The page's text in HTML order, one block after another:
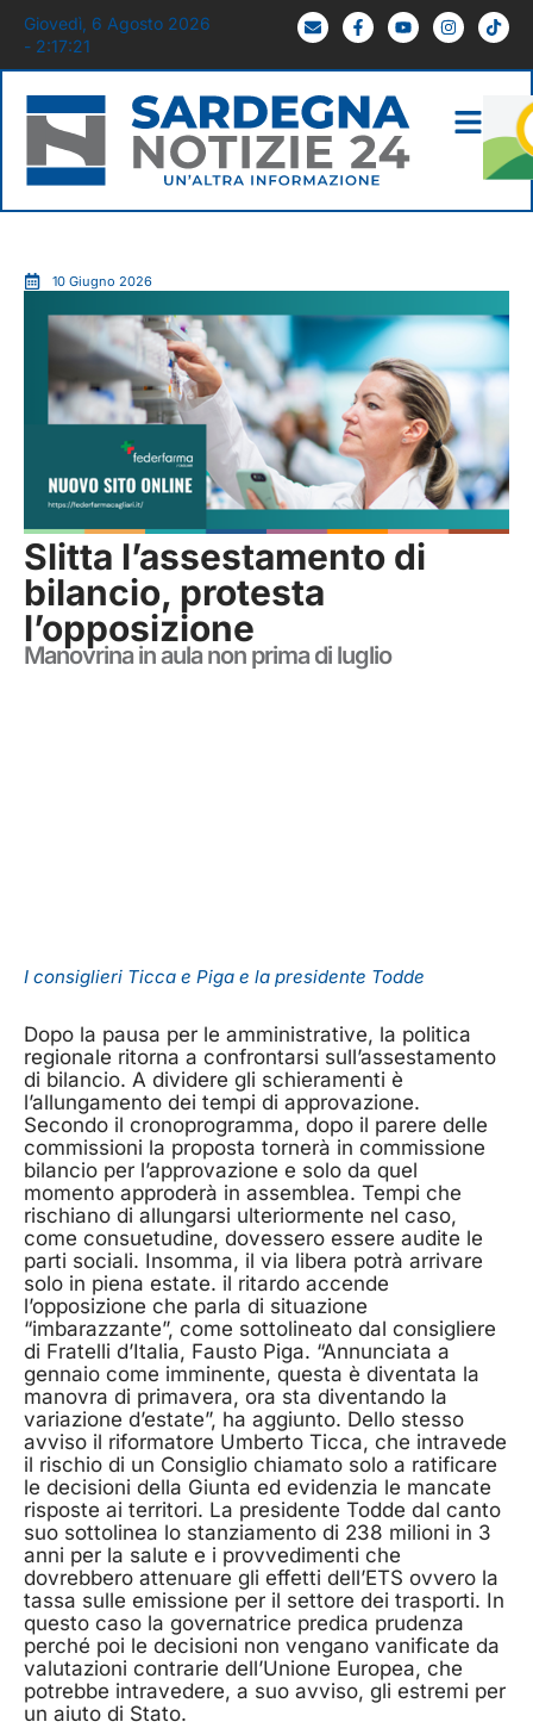
Giovedì, 6 Agosto 2026
- 2:17:22
10 Giugno 2026
Slitta l’assestamento di
bilancio, protesta
l’opposizione
Manovrina in aula non prima di luglio
I consiglieri Ticca e Piga e la presidente Todde
Dopo la pausa per le amministrative, la politica
regionale ritorna a confrontarsi sull’assestamento
di bilancio. A dividere gli schieramenti è
l’allungamento dei tempi di approvazione.
Secondo il cronoprogramma, dopo il parere delle
commissioni la proposta tornerà in commissione
bilancio per l’approvazione e solo da quel
momento approderà in assemblea. Tempi che
rischiano di allungarsi ulteriormente nel caso,
come consuetudine, dovessero essere audite le
parti sociali. Insomma, il via libera potrà arrivare
solo in piena estate. il ritardo accende
l’opposizione che parla di situazione
“imbarazzante”, come sottolineato dal consigliere
di Fratelli d’Italia, Fausto Piga. “Annunciata a
gennaio come imminente, questa è diventata la
manovra di primavera, ora sta diventando la
variazione d’estate”, ha aggiunto. Dello stesso
avviso il riformatore Umberto Ticca, che intravede
il rischio di un Consiglio chiamato solo a ratificare
le decisioni della Giunta ed evidenzia le mancate
risposte ai territori. La presidente Todde dal canto
suo sottolinea lo stanziamento di 238 milioni in 3
anni per la salute e i provvedimenti che
dovrebbero attenuare gli effetti dell’ETS ovvero la
tassa sulle emissione per il settore dei trasporti. In
questo caso la governatrice predica prudenza
perché poi le decisioni non vengano vanificate da
valutazioni contrarie dell’Unione Europea, che
potrebbe intravedere, a suo avviso, gli estremi per
un aiuto di Stato.